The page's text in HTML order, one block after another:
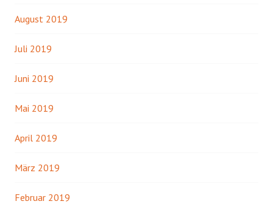
August 2019
Juli 2019
Juni 2019
Mai 2019
April 2019
März 2019
Februar 2019